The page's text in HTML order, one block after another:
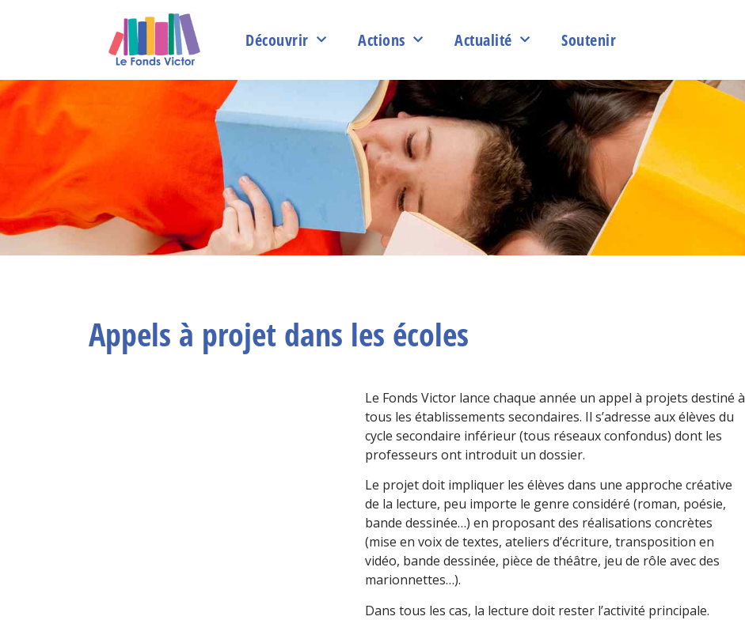
Découvrir Actions Actualité Soutenir
Appels à projet dans les écoles
Le Fonds Victor lance chaque année un appel à projets destiné à
tous les établissements secondaires. Il s’adresse aux élèves du
cycle secondaire inférieur (tous réseaux confondus) dont les
professeurs ont introduit un dossier.
Le projet doit impliquer les élèves dans une approche créative
de la lecture, peu importe le genre considéré (roman, poésie,
bande dessinée…) en proposant des réalisations concrètes
(mise en voix de textes, ateliers d’écriture, transposition en
vidéo, bande dessinée, pièce de théâtre, jeu de rôle avec des
marionnettes…).
Dans tous les cas, la lecture doit rester l’activité principale.